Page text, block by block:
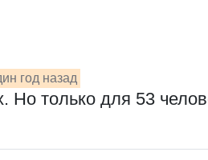
год назад
Но только для 53